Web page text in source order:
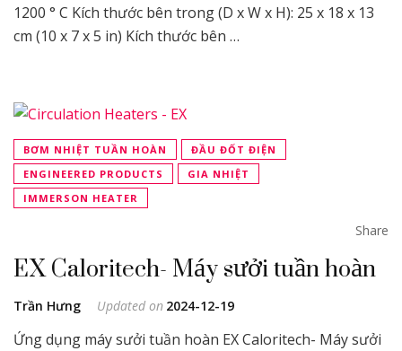
1200 ° C Kích thước bên trong (D x W x H): 25 x 18 x 13
cm (10 x 7 x 5 in) Kích thước bên …
BƠM NHIỆT TUẦN HOÀN
ĐẦU ĐỐT ĐIỆN
ENGINEERED PRODUCTS
GIA NHIỆT
IMMERSON HEATER
Share
EX Caloritech- Máy sưởi tuần hoàn
Trần Hưng Updated on 2024-12-19
Ứng dụng máy sưởi tuần hoàn EX Caloritech- Máy sưởi